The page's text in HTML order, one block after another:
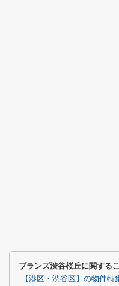
ブランズ渋谷桜丘に関する
【港区・渋谷区】の物件特